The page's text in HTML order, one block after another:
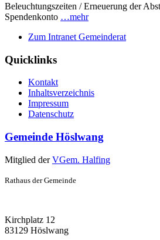
Beleuchtungszeiten / Erneuerung der
Spendenkonto …mehr
Zum Intranet Gemeinderat
Quicklinks
Kontakt
Inhaltsverzeichnis
Impressum
Datenschutz
Gemeinde Höslwang
Mitglied derVGem. Halfing
Rathaus der Gemeinde
Kirchplatz 12
83129 Höslwang